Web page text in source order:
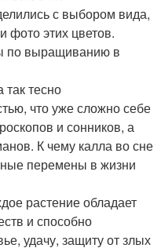
с выбором вида,
фото этих цветов.
по выращиванию в
так тесно
что уже сложно себе
и сонников, а
К чему калла во сне
перемены в жизни
растение обладает
и способно
удачу, защиту от злых